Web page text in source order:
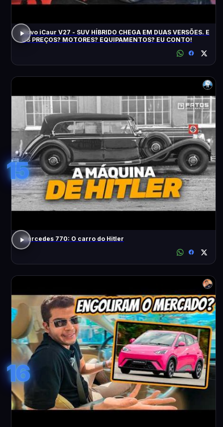
Novo iCaur V27 - SUV HÍBRIDO CHEGA EM DUAS VERSÕES. E
OS PREÇOS? MOTORES? EQUIPAMENTOS? EU CONTO!
15
Mercedes 770: O carro do Hitler
16